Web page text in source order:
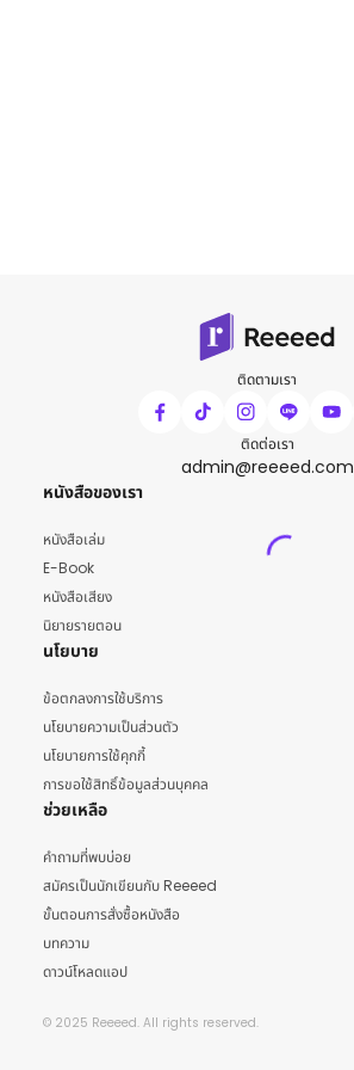
ติดตามเรา
ติดต่อเรา
admin@reeeed.com
หนังสือของเรา
หนังสือเล่ม
E-Book
หนังสือเสียง
นิยายรายตอน
นโยบาย
ข้อตกลงการใช้บริการ
นโยบายความเป็นส่วนตัว
นโยบายการใช้คุกกี้
การขอใช้สิทธิ์ข้อมูลส่วนบุคคล
ช่วยเหลือ
คำถามที่พบบ่อย
สมัครเป็นนักเขียนกับ Reeeed
ขั้นตอนการสั่งซื้อหนังสือ
บทความ
ดาวน์โหลดแอป
© 2025 Reeeed. All rights reserved.